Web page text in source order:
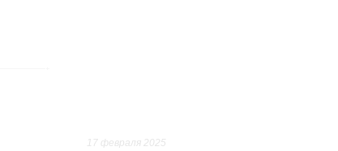
17 февраля 2025